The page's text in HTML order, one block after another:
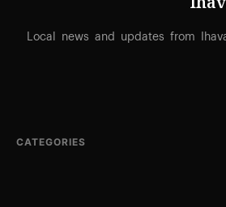
Local news and updates from
CATEGORIES